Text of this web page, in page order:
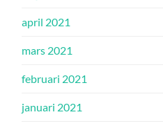
april 2021
mars 2021
februari 2021
januari 2021